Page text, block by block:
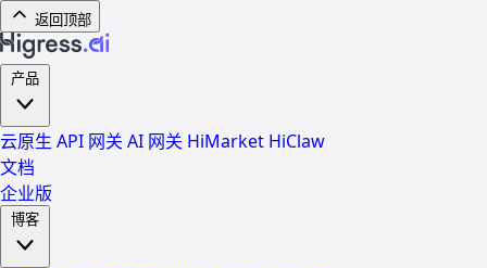
返回顶部
云原生 API 网关 AI 网关 HiMarket HiClaw
文档
企业版